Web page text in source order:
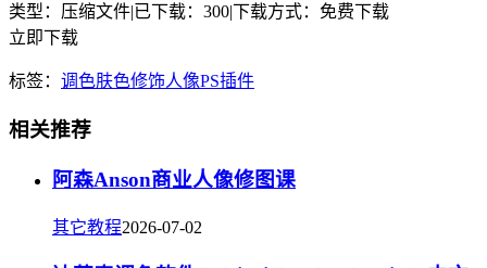
类型：压缩文件|已下载：300|下载方式：免费下载
立即下载
标签： 调色肤色修饰人像PS插件
相关推荐
阿森Anson商业人像修图课
其它教程2026-07-02